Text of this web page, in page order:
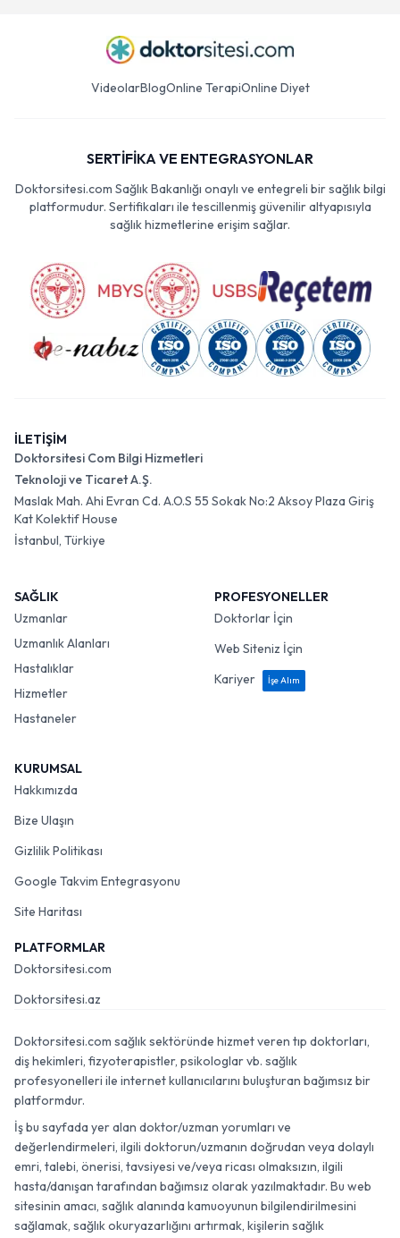
VideolarBlogOnline TerapiOnline Diyet
SERTİFİKA VE ENTEGRASYONLAR
Doktorsitesi.com Sağlık Bakanlığı onaylı ve entegreli bir sağlık bilgi
platformudur. Sertifikaları ile tescillenmiş güvenilir altyapısıyla
sağlık hizmetlerine erişim sağlar.
İLETİŞİM
Doktorsitesi Com Bilgi Hizmetleri
Teknoloji ve Ticaret A.Ş.
Maslak Mah. Ahi Evran Cd. A.O.S 55 Sokak No:2 Aksoy Plaza Giriş
Kat Kolektif House
İstanbul, Türkiye
SAĞLIK
Uzmanlar
Uzmanlık Alanları
Hastalıklar
Hizmetler
Hastaneler
PROFESYONELLER
Doktorlar İçin
Web Siteniz İçin
Kariyer
İşe Alım
KURUMSAL
Hakkımızda
Bize Ulaşın
Gizlilik Politikası
Google Takvim Entegrasyonu
Site Haritası
PLATFORMLAR
Doktorsitesi.com
Doktorsitesi.az
Doktorsitesi.com sağlık sektöründe hizmet veren tıp doktorları,
diş hekimleri, fizyoterapistler, psikologlar vb. sağlık
profesyonelleri ile internet kullanıcılarını buluşturan bağımsız bir
platformdur.
İş bu sayfada yer alan doktor/uzman yorumları ve
değerlendirmeleri, ilgili doktorun/uzmanın doğrudan veya dolaylı
emri, talebi, önerisi, tavsiyesi ve/veya ricası olmaksızın, ilgili
hasta/danışan tarafından bağımsız olarak yazılmaktadır. Bu web
sitesinin amacı, sağlık alanında kamuoyunun bilgilendirilmesini
sağlamak, sağlık okuryazarlığını artırmak, kişilerin sağlık